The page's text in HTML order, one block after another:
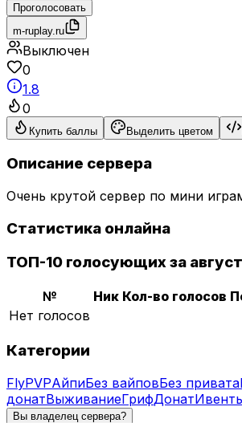
Проголосовать
m-ruplay.ru
Выключен
0
1.8
0
Купить баллы Выделить цветом
Описание сервера
Очень крутой сервер по мини
Статистика онлайна
ТОП-10 голосующих за август
№ Ник Кол-во голосов
Нет голосов
Категории
FlyPVPАйпиБез вайповБез привата
донатВыживаниеГрифДонат
Вы владелец сервера?